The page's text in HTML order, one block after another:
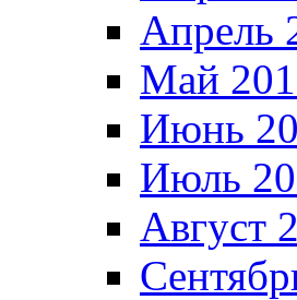
Апрель
Май
Июнь
Июль
Август